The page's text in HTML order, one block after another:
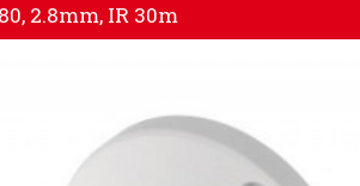
2.8mm, IR 30m